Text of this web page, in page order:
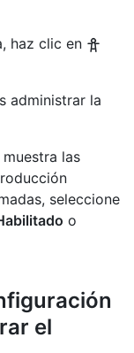
haz clic en
administrar la
las
seleccione
o
el